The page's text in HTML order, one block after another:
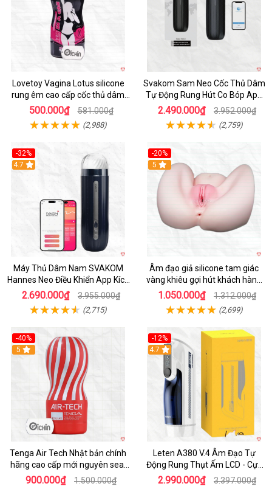
Lovetoy Vagina Lotus silicone
rung êm cao cấp cốc thủ dâm
nam
500.000₫ 581.000₫
(2,988)
Svakom Sam Neo Cốc Thủ Dâm
Tự Động Rung Hút Co Bóp App
Điều Khiển
2.490.000₫ 3.952.000₫
(2,759)
-32%
Hot
4.7
Máy Thủ Dâm Nam SVAKOM
Hannes Neo Điều Khiển App Kích
Thích
2.690.000₫ 3.955.000₫
(2,715)
-20%
Hot
5
Âm đạo giả silicone tam giác
vàng khiêu gợi hút khách hàng
nam
1.050.000₫ 1.312.000₫
(2,699)
-40%
Hot
5
Tenga Air Tech Nhật bản chính
hãng cao cấp mới nguyên seal
giá tốt
900.000₫ 1.500.000₫
-12%
Hot
4.7
Leten A380 V.4 Âm Đạo Tự
Động Rung Thụt Ấm LCD - Cực
Phê
2.990.000₫ 3.397.000₫